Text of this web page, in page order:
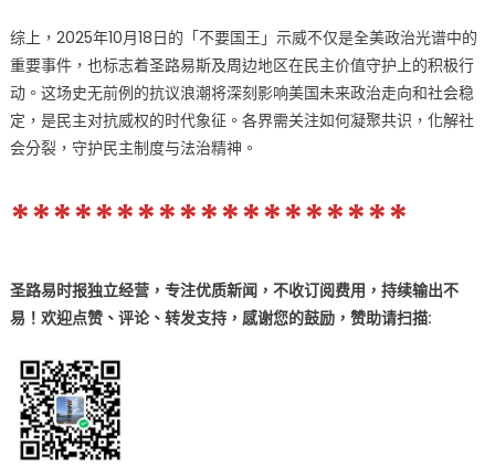
综上，2025年10月18日的「不要国王」示威不仅是全美政治光谱中的
重要事件，也标志着圣路易斯及周边地区在民主价值守护上的积极行
动。这场史无前例的抗议浪潮将深刻影响美国未来政治走向和社会稳
定，是民主对抗威权的时代象征。各界需关注如何凝聚共识，化解社
会分裂，守护民主制度与法治精神。
*******************
圣路易时报独立经营，专注优质新闻，不收订阅费用，持续输出不
易！欢迎点赞、评论、转发支持，感谢您的鼓励， 赞助请扫描: